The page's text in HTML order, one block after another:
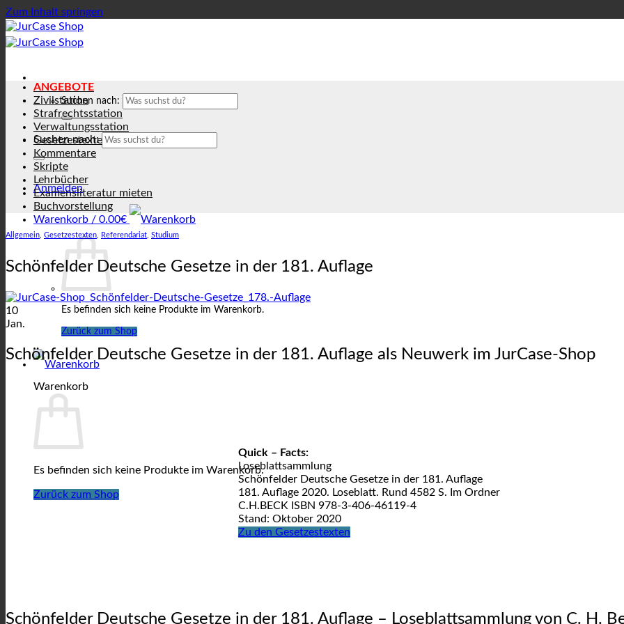
Zum Inhalt springen
Suchen nach:
Suchen nach:
Anmelden
Warenkorb / 0.00€
Es befinden sich keine Produkte im Warenkorb.
Zurück zum Shop
Warenkorb
Es befinden sich keine Produkte im Warenkorb.
Zurück zum Shop
ANGEBOTE
Zivilstation
Strafrechtsstation
Verwaltungsstation
Gesetzestexte
Kommentare
Skripte
Lehrbücher
Examensliteratur mieten
Buchvorstellung
Allgemein Gesetzestexten Referendariat Studium
Schönfelder Deutsche Gesetze in der 181. Auflage
10
Jan.
Schönfelder Deutsche Gesetze in der 181. Auflage als Neuwerk im JurCase-Shop
Quick – Facts:
Loseblattsammlung
Schönfelder Deutsche Gesetze in der 181. Auflage
181. Auflage 2020. Loseblatt. Rund 4582 S. Im Ordner
C.H.BECK ISBN 978-3-406-46119-4
Stand: Oktober 2020
Zu den Gesetzestexten
Schönfelder Deutsche Gesetze in der 181. Auflage – Loseblattsammlung von C. H.